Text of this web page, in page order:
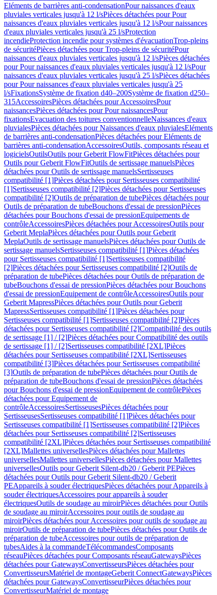
Eléments de barrières anti-condensationPour naissances d'eaux
pluviales verticales jusqu'à 12 l/sPièces détachées pour Pour
naissances d'eaux pluviales verticales jusqu'à 12 l/sPour naissances
d'eaux pluviales verticales jusqu'à 25 l/sProtection
incendieProtection incendie pour systèmes d'évacuationTrop-pleins
de sécuritéPièces détachées pour Trop-pleins de sécuritéPour
naissances d'eaux pluviales verticales jusqu'à 12 l/sPièces détachées
pour Pour naissances d'eaux pluviales verticales jusqu'à 12 l/sPour
naissances d'eaux pluviales verticales jusqu'à 25 l/sPièces détachées
pour Pour naissances d'eaux pluviales verticales jusqu'à 25
l/sFixationsSystème de fixation d40–200Système de fixation d250–
315AccessoiresPièces détachées pour AccessoiresPour
naissancesPièces détachées pour Pour naissancesPour
fixationsEvacuation des toitures conventionnelleNaissances d'eaux
pluvialesPièces détachées pour Naissances d'eaux pluvialesEléments
de barrières anti-condensationPièces détachées pour Eléments de
barrières anti-condensationAccessoiresOutils, composants réseau et
logicielsOutilsOutils pour Geberit FlowFitPièces détachées pour
Outils pour Geberit FlowFitOutils de sertissage manuelsPièces
détachées pour Outils de sertissage manuelsSertisseuses
compatibilité [1]Pièces détachées pour Sertisseuses compatibilité
[1]Sertisseuses compatibilité [2]Pièces détachées pour Sertisseuses
compatibilité [2]Outils de préparation de tubePièces détachées pour
Outils de préparation de tubeBouchons d'essai de pressionPièces
détachées pour Bouchons d'essai de pressionEquipements de
contrôleAccessoiresPièces détachées pour AccessoiresOutils pour
Geberit MeplaPièces détachées pour Outils pour Geberit
MeplaOutils de sertissage manuelsPièces détachées pour Outils de
sertissage manuelsSertisseuses compatibilité [1]Pièces détachées
pour Sertisseuses compatibilité [1]Sertisseuses compatibilité
[2]Pièces détachées pour Sertisseuses compatibilité [2]Outils de
préparation de tubePièces détachées pour Outils de préparation de
tubeBouchons d'essai de pressionPièces détachées pour Bouchons
d'essai de pressionEquipement de contrôleAccessoiresOutils pour
Geberit MapressPièces détachées pour Outils pour Geberit
MapressSertisseuses compatibilité [1]Pièces détachées pour
Sertisseuses compatibilité [1]Sertisseuses compatibilité [2]Pièces
détachées pour Sertisseuses compatibilité [2]Compatibilité des outils
de sertissage [1] / [2]Pièces détachées pour Compatibilité des outils
de sertissage [1] / [2]Sertisseuses compatibilité [2XL]Pièces
détachées pour Sertisseuses compatibilité [2XL]Sertisseuses
compatibilité [3]Pièces détachées pour Sertisseuses compatibilité
[3]Outils de préparation de tubePièces détachées pour Outils de
préparation de tubeBouchons d'essai de pressionPièces détachées
pour Bouchons d'essai de pressionEquipement de contrôlePièces
détachées pour Equipement de
contrôleAccessoiresSertisseusesPièces détachées pour
SertisseusesSertisseuses compatibilité [1]Pièces détachées pour
Sertisseuses compatibilité [1]Sertisseuses compatibilité [2]Pièces
détachées pour Sertisseuses compatibilité [2]Sertisseuses
compatibilité [2XL]Pièces détachées pour Sertisseuses compatibilité
[2XL]Mallettes universellesPièces détachées pour Mallettes
universellesMallettes universellesPièces détachées pour Mallettes
universellesOutils pour Geberit Silent-db20 / Geberit PEPièces
détachées pour Outils pour Geberit Silent-db20 / Geberit
PEAppareils à souder électriquesPièces détachées pour Appareils à
souder électriquesAccessoires pour appareils à souder
électriquesOutils de soudage au miroirPièces détachées pour Outils
de soudage au miroirAccessoires pour outils de soudage au
miroirPièces détachées pour Accessoires pour outils de soudage au
miroirOutils de préparation de tubePièces détachées pour Outils de
préparation de tubeAccessoires pour outils de préparation de
tubesAides à la commandeTélécommandesComposants
réseauPièces détachées pour Composants réseauGatewaysPièces
détachées pour GatewaysConvertisseursPièces détachées pour
ConvertisseursMatériel de montageGeberit ConnectGatewaysPièces
détachées pour GatewaysConvertisseurPièces détachées pour
ConvertisseurMatériel de montage